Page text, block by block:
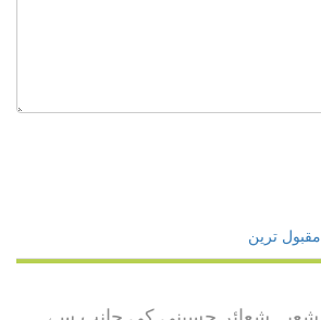
مقبول ترین
شعبہ شعائر حسینی کی جانب سے